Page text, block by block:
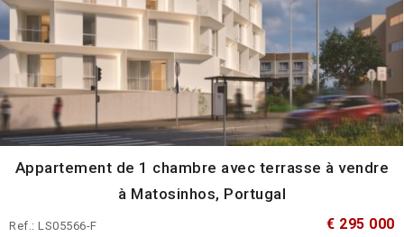
Appartement de 1 chambre avec terrasse à vendre
à Matosinhos, Portugal
Ref.: LS05566-F € 295 000